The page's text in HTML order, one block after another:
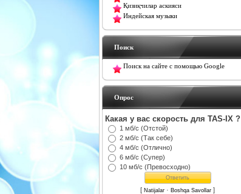
Қизиқчилар аскияси
Индейская музыки
Поиск
Поиск на сайте с помощью Google
Oпрос
Какая у вас скорость для TAS-IX ?
1 мб/с (Отстой)
2 мб/с (Так себе)
4 мб/с (Отлично)
6 мб/с (Супер)
10 мб/с (Превосходно)
[ Natijalar · Boshqa Savollar ]